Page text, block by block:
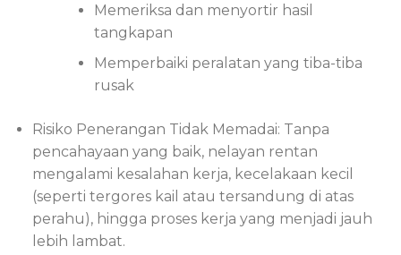
Memeriksa dan menyortir hasil
tangkapan
Memperbaiki peralatan yang tiba-tiba
rusak
Risiko Penerangan Tidak Memadai: Tanpa
pencahayaan yang baik, nelayan rentan
mengalami kesalahan kerja, kecelakaan kecil
(seperti tergores kail atau tersandung di atas
perahu), hingga proses kerja yang menjadi jauh
lebih lambat.